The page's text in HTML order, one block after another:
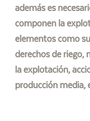
además es
componen la
elementos como
derechos de riego,
la explotación,
producción media,